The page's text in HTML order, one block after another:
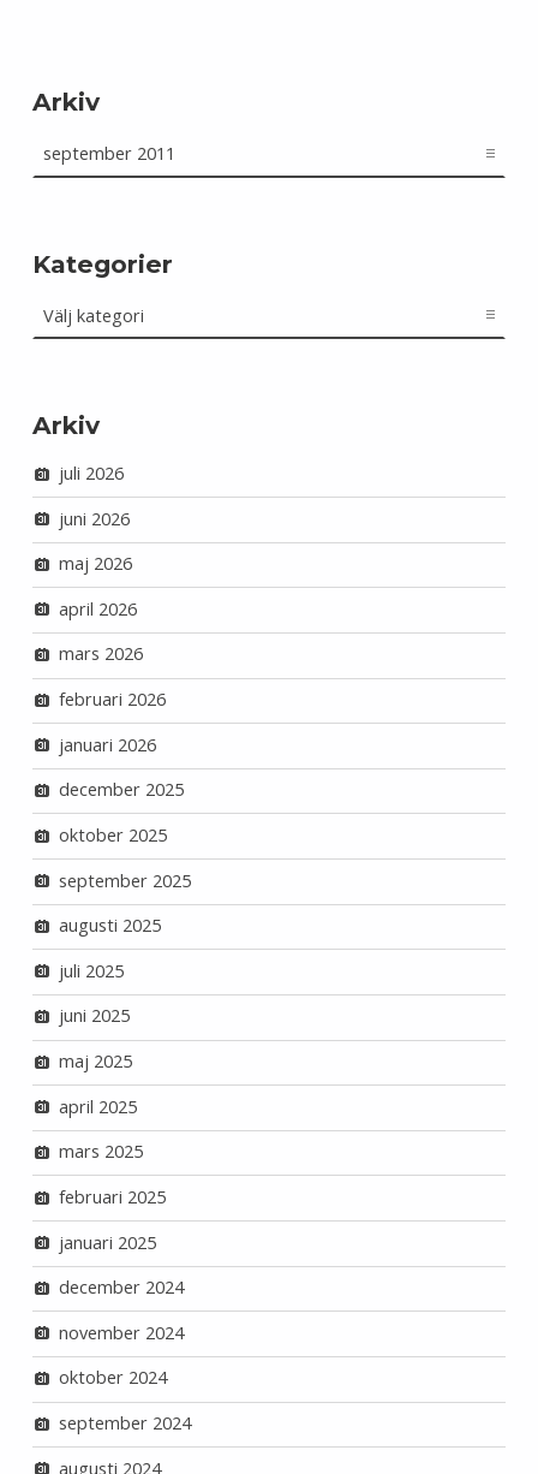
Arkiv
Kategorier
Arkiv
juli 2026
juni 2026
maj 2026
april 2026
mars 2026
februari 2026
januari 2026
december 2025
oktober 2025
september 2025
augusti 2025
juli 2025
juni 2025
maj 2025
april 2025
mars 2025
februari 2025
januari 2025
december 2024
november 2024
oktober 2024
september 2024
augusti 2024